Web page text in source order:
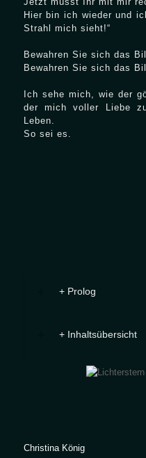
Hier bin ich wieder und
Strahl mich sieht!“
Bewahren Sie sich das
Bewahren Sie sich das
Ich sehe mich, wie der
der mich voller Liebe
Leben.
So sei es.
+ Prolog
+ Inhaltsübersicht
Christina König